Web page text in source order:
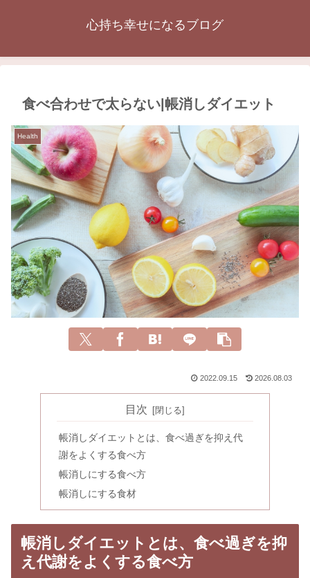
心持ち幸せになるブログ
食べ合わせで太らない|帳消しダイエット
Health
2022.09.15 2026.08.03
目次
帳消しダイエットとは、食べ過ぎを抑え代
謝をよくする食べ方
帳消しにする食べ方
帳消しにする食材
帳消しダイエットとは、食べ過ぎを抑
え代謝をよくする食べ方